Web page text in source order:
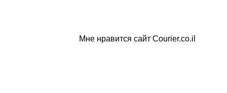
Мне нравится сайт Courier.co.il